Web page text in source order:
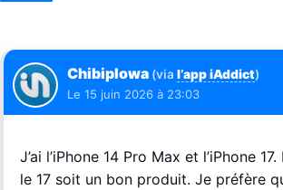
Chibiplowa (via l’app iAddict)
Le 15 juin 2026 à 23:03
J’ai l’iPhone 14 Pro Max et l’iPhone
le 17 soit un bon produit. Je préfère